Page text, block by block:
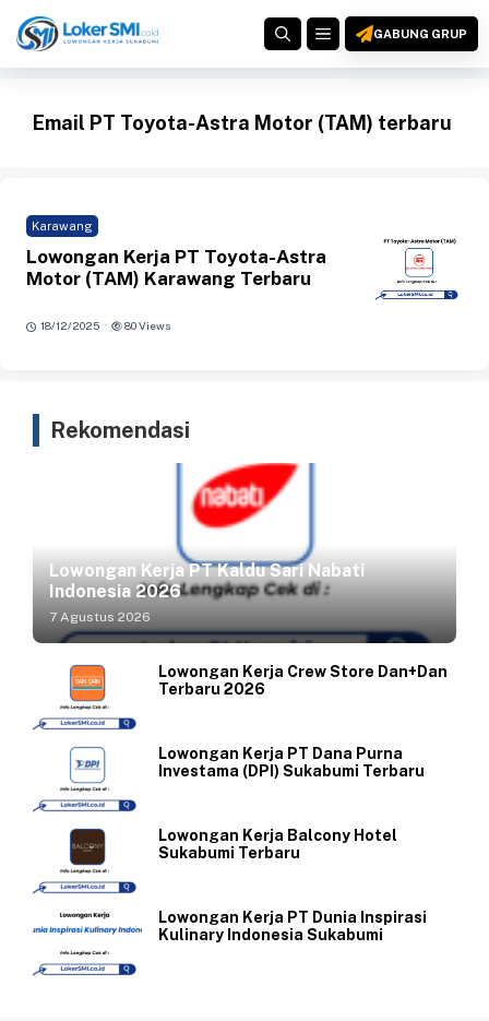
ke
MENUGABUNG GRUP
Email PT Toyota-Astra Motor (TAM) terbaru
Karawang
Lowongan Kerja PT Toyota-Astra
Motor (TAM) Karawang Terbaru
18/12/2025 · 80 Views
Rekomendasi
Lowongan Kerja PT Kaldu Sari Nabati
Indonesia 2026
7 Agustus 2026
Lowongan Kerja Crew Store Dan+Dan
Terbaru 2026
Lowongan Kerja PT Dana Purna
Investama (DPI) Sukabumi Terbaru
Lowongan Kerja Balcony Hotel
Sukabumi Terbaru
Lowongan Kerja PT Dunia Inspirasi
Kulinary Indonesia Sukabumi